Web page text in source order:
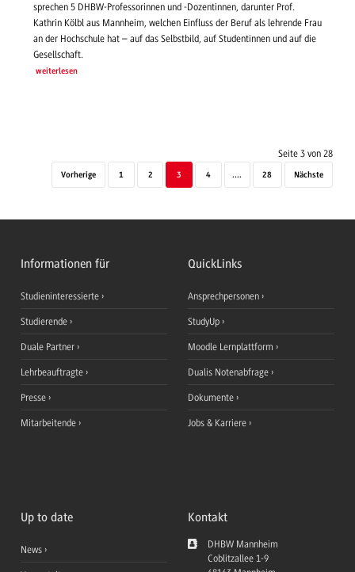
sprechen 5 DHBW-Professorinnen und -Dozentinnen, darunter Prof.
Kathrin Kölbl aus Mannheim, welchen Einfluss der Beruf als lehrende Frau
an der Hochschule hat – auf das Selbstbild, auf Studentinnen und auf die
Gesellschaft.
weiterlesen
Seite 3 von 28
Vorherige 1 2 3 4 .... 28 Nächste
Informationen für
Studieninteressierte
Studierende
Duale Partner
Lehrbeauftragte
Presse
Mitarbeitende
QuickLinks
Ansprechpersonen
StudyUp
Moodle Lernplattform
Dualis Notenabfrage
Dokumente
Jobs & Karriere
Up to date
News
Kontakt
DHBW Mannheim
Coblitzallee 1-9